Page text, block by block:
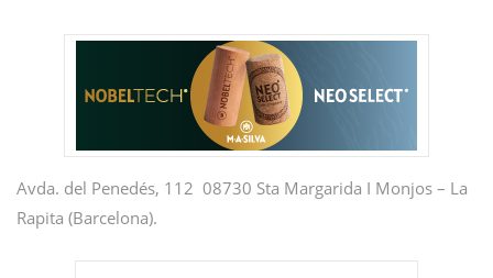
Avda. del Penedés, 112 08730 Sta Margarida I Monjos – La
Rapita (Barcelona).